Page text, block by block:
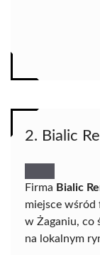
2. Bialic
Firma Bialic
miejsce wśród
w Żaganiu, co
na lokalnym